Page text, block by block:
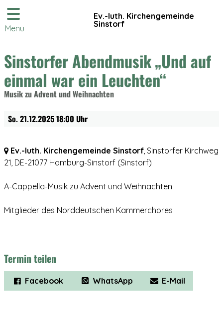
Ev.-luth. Kirchengemeinde
Sinstorf
Menu
Sinstorfer Abendmusik „Und auf
einmal war ein Leuchten“
Musik zu Advent und Weihnachten
So. 21.12.2025 18:00 Uhr
Ev.-luth. Kirchengemeinde Sinstorf, Sinstorfer Kirchweg
21, DE-21077 Hamburg-Sinstorf (Sinstorf)
A-Cappella-Musik zu Advent und Weihnachten
Mitglieder des Norddeutschen Kammerchores
Termin teilen
Facebook WhatsApp E-Mail